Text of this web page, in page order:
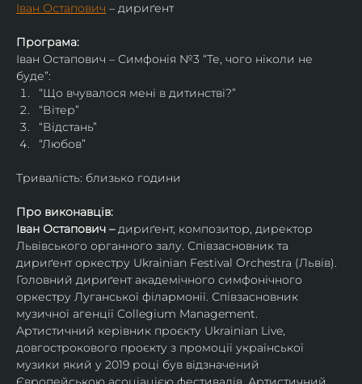
Іван Остапович – дириґент
Програма:
Іван Остапович – Симфонія №3 “Те, чого ніколи не
буде”:
“Що вчувалося мені в дитинстві?”
“Вітер”
“Відстань”
“Любов”
Тривалість: близько години
Про виконавців:
Іван Остапович – дириґент, композитор, директор
Львівського органного залу. Співзасновник та
дириґент оркестру Ukrainian Festival Orchestra (Львів).
Головний дириґент академічного симфонічного
оркестру Луганської філармонії. Співзасновник
музичної агенції Collegium Management.
Артистичний керівник проєкту Ukrainian Live,
довгострокового проєкту з промоції української
музики який у 2019 році був відзначений